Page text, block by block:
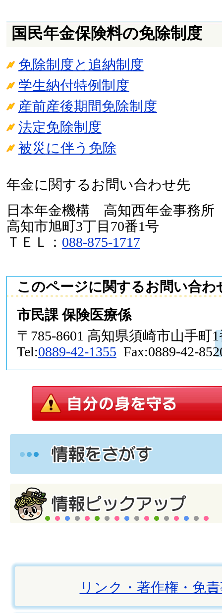
国民年金保険料の免除制度
免除制度と追納制度
学生納付特例制度
産前産後期間免除制度
法定免除制度
被災に伴う免除
年金に関するお問い合わせ先
日本年金機構 高知西年金事務所
高知市旭町3丁目70番1号
ＴＥＬ： 088-875-1717
このページに関するお問い合わ
市民課 保険医療係
〒785-8601 高知県須崎市山手町
Tel:0889-42-1355 Fax:0889-42-
リンク・著作権・免